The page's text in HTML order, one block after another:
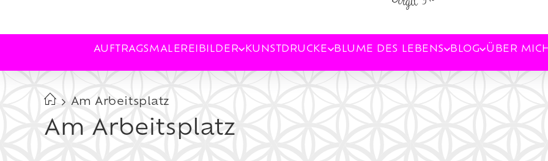
AUFTRAGSMALEREI BILDER KUNSTDRUCKE BLUME DES LEBENS BLOG ÜBER MICH
Am Arbeitsplatz
Am Arbeitsplatz